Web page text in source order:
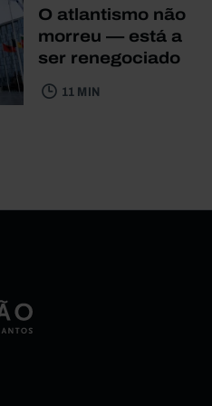
O atlantismo não
morreu — está a
ser renegociado
11 MIN